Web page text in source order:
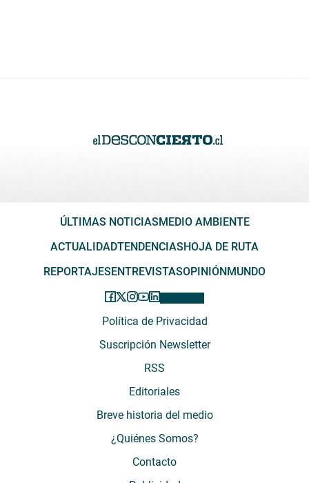
ÚLTIMAS NOTICIASMEDIO AMBIENTE
ACTUALIDADTENDENCIASHOJA DE RUTA
REPORTAJESENTREVISTASOPINIÓNMUNDO
Política de Privacidad
Suscripción Newsletter
RSS
Editoriales
Breve historia del medio
¿Quiénes Somos?
Contacto